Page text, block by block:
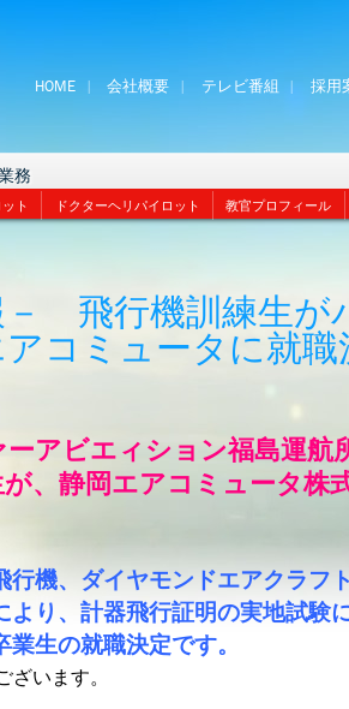
HOME 会社概要 テレビ番組 採用
務
ト ドクターヘリパイロット 教官プロフィール
－ 飛行機訓練生が
コミュータに就職
ーアビエィション福島運航
、静岡エアコミュータ株
行機、ダイヤモンドエアクラフ
より、計器飛行証明の実地試験
業生の就職決定です。
ざいます。
士｜募集情報’